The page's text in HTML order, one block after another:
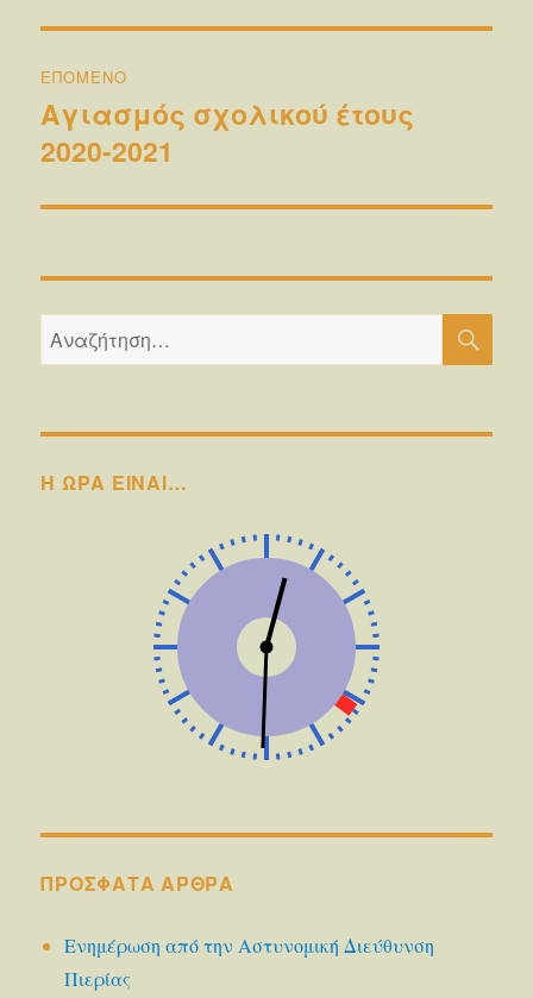
ΕΠΌΜΕΝΟ
Επόμενο
άρθρο:
Αγιασμός σχολικού έτους
2020-2021
Αναζήτηση
για:
Η ΩΡΑ ΕΙΝΑΙ…
ΠΡΌΣΦΑΤΑ ΆΡΘΡΑ
Ενημέρωση από την Αστυνομική Διεύθυνση
Πιερίας